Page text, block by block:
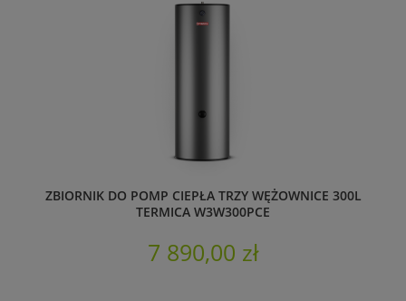
ZBIORNIK DO POMP CIEPŁA TRZY WĘŻOWNICE 300L
TERMICA W3W300PCE
7 890,00 zł